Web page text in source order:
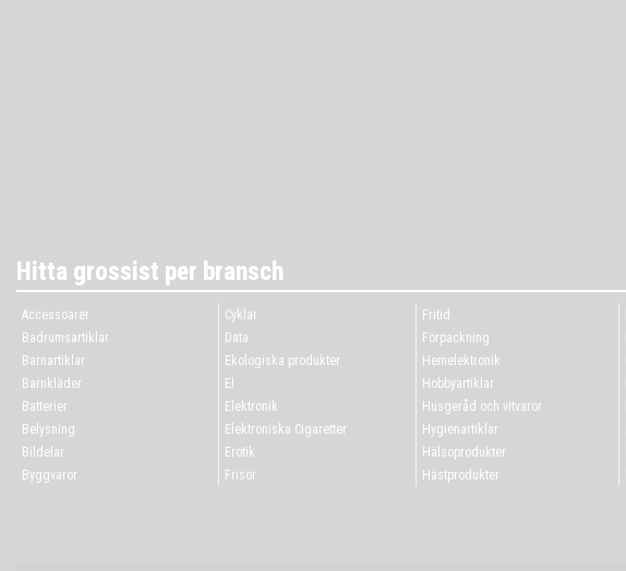
Hitta grossist per bransch
Accessoarer
Badrumsartiklar
Barnartiklar
Barnkläder
Batterier
Belysning
Bildelar
Byggvaror
Cyklar
Data
Ekologiska produkter
El
Elektronik
Elektroniska Cigaretter
Erotik
Frisör
Fritid
Förpackning
Hemelektronik
Hobbyartiklar
Husgeråd och vitvaror
Hygienartiklar
Hälsoprodukter
Hästprodukter